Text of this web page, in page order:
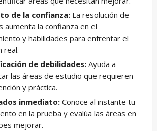
de la confianza: La resolución de
aumenta la confianza en el
y habilidades para enfrentar el
real.
de debilidades: Ayuda a
las áreas de estudio que requieren
y práctica.
inmediato: Conoce al instante tu
en la prueba y evalúa las áreas en
mejorar.